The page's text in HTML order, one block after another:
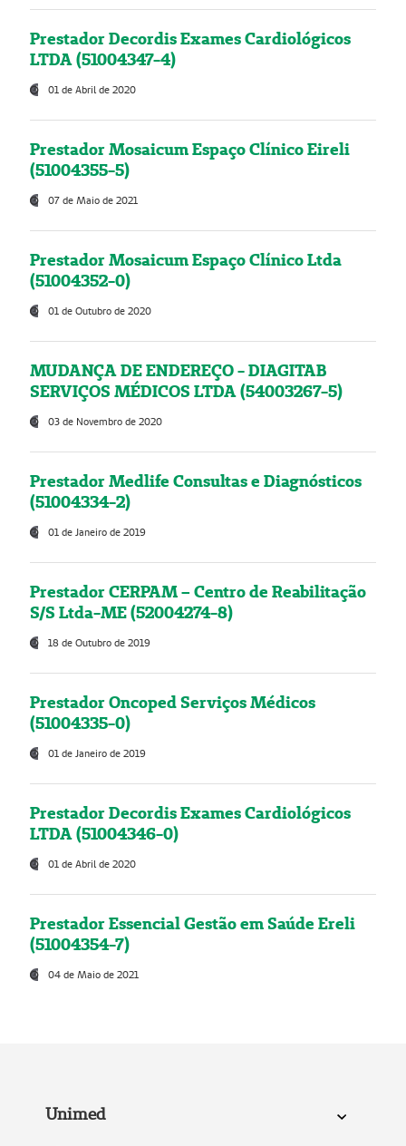
Prestador Decordis Exames Cardiológicos
LTDA (51004347-4)
01 de Abril de 2020
Prestador Mosaicum Espaço Clínico Eireli
(51004355-5)
07 de Maio de 2021
Prestador Mosaicum Espaço Clínico Ltda
(51004352-0)
01 de Outubro de 2020
MUDANÇA DE ENDEREÇO - DIAGITAB
SERVIÇOS MÉDICOS LTDA (54003267-5)
03 de Novembro de 2020
Prestador Medlife Consultas e Diagnósticos
(51004334-2)
01 de Janeiro de 2019
Prestador CERPAM – Centro de Reabilitação
S/S Ltda-ME (52004274-8)
18 de Outubro de 2019
Prestador Oncoped Serviços Médicos
(51004335-0)
01 de Janeiro de 2019
Prestador Decordis Exames Cardiológicos
LTDA (51004346-0)
01 de Abril de 2020
Prestador Essencial Gestão em Saúde Ereli
(51004354-7)
04 de Maio de 2021
Unimed